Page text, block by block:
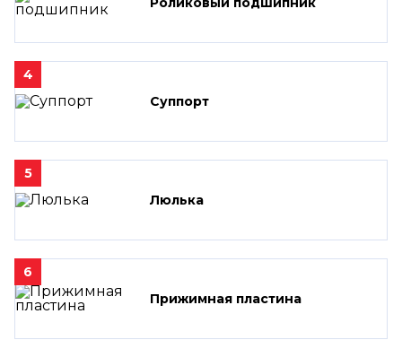
4
Суппорт
5
Люлька
6
Прижимная пластина